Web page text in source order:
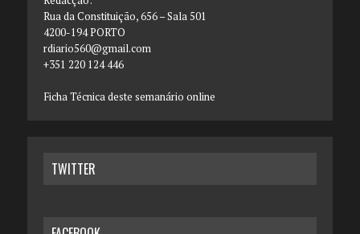
Rua da Constituição, 656 – Sala 501
4200-194 PORTO
rdiario560@gmail.com
+351 220 124 446
Ficha Técnica deste semanário online
TWITTER